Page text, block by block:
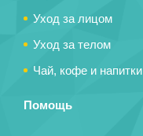
Уход за лицом
Уход за телом
Чай, кофе и напитки
Помощь